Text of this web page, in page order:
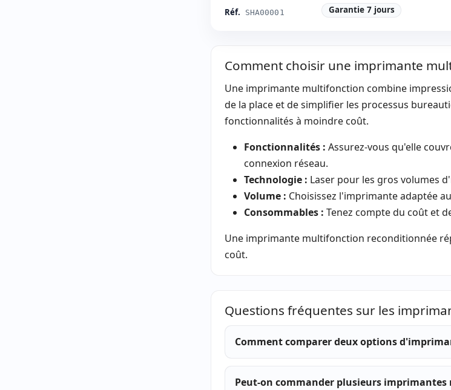
Réf. SHA00001
Générale imprimante:
Résolution 600x600ppp ·
Couleur 26 ppm
Bac 2: 500 feuilles
Connectivité imprimante:
Réseau
Garantie 7 jours
Comment choisir une imprimante
Une imprimante multifonction combine
de la place et de simplifier les processus
fonctionnalités à moindre coût.
Fonctionnalités : Assurez-vous qu'elle
connexion réseau.
Technologie : Laser pour les gros volumes
Volume : Choisissez l'imprimante adaptée
Consommables : Tenez compte du coût et
Une imprimante multifonction reconditionnée
coût.
Questions fréquentes sur les
Comment comparer deux options
Peut-on commander plusieurs